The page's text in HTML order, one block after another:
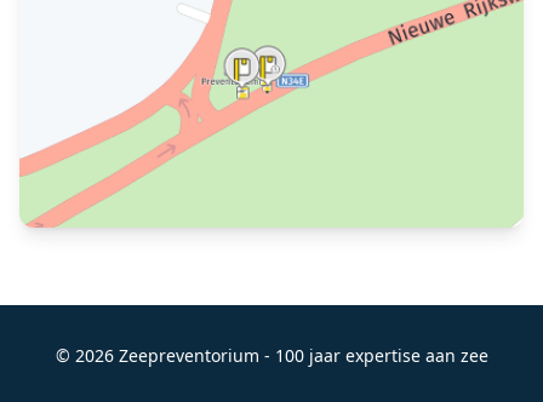
© 2026 Zeepreventorium - 100 jaar expertise aan zee